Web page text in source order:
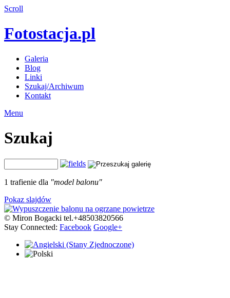
Scroll
Fotostacja.pl
Galeria
Blog
Linki
Szukaj/Archiwum
Kontakt
Menu
Szukaj
1 trafienie dla "model balonu"
Pokaz slajdów
© Miron Bogacki tel.+48503820566
Stay Connected: Facebook Google+